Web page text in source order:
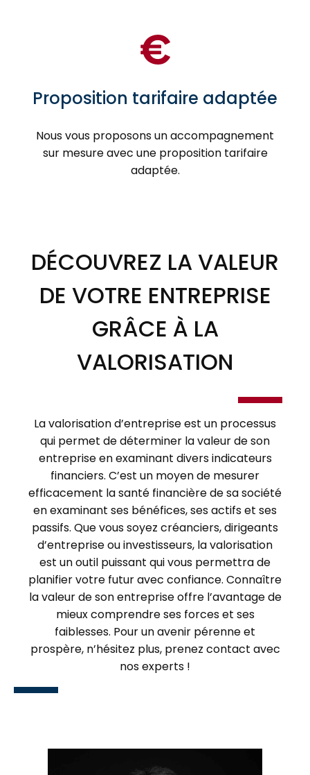
Proposition tarifaire adaptée
Nous vous proposons un accompagnement
sur mesure avec une proposition tarifaire
adaptée.
DÉCOUVREZ LA VALEUR
DE VOTRE ENTREPRISE
GRÂCE À LA
VALORISATION
La valorisation d’entreprise est un processus
qui permet de déterminer la valeur de son
entreprise en examinant divers indicateurs
financiers. C’est un moyen de mesurer
efficacement la santé financière de sa société
en examinant ses bénéfices, ses actifs et ses
passifs. Que vous soyez créanciers, dirigeants
d’entreprise ou investisseurs, la valorisation
est un outil puissant qui vous permettra de
planifier votre futur avec confiance. Connaître
la valeur de son entreprise offre l’avantage de
mieux comprendre ses forces et ses
faiblesses. Pour un avenir pérenne et
prospère, n’hésitez plus, prenez contact avec
nos experts !